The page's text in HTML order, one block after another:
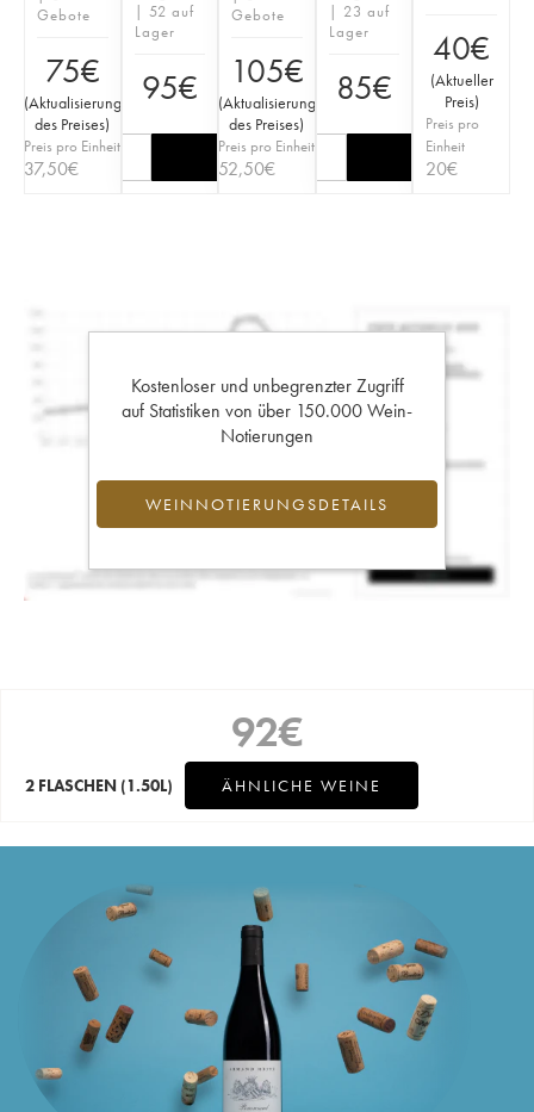
Gebote
75€
(Aktualisierung
des Preises)
Preis pro Einheit
37,50€
| 52 auf
Lager
95€
Gebote
105€
(Aktualisierung
des Preises)
Preis pro Einheit
52,50€
| 23 auf
Lager
85€
40€
(Aktueller
Preis)
Preis pro
Einheit
20€
Kostenloser und unbegrenzter Zugriff
auf Statistiken von über 150.000 Wein-
Notierungen
WEINNOTIERUNGSDETAILS
92€
2 FLASCHEN (1.50L) ÄHNLICHE WEINE